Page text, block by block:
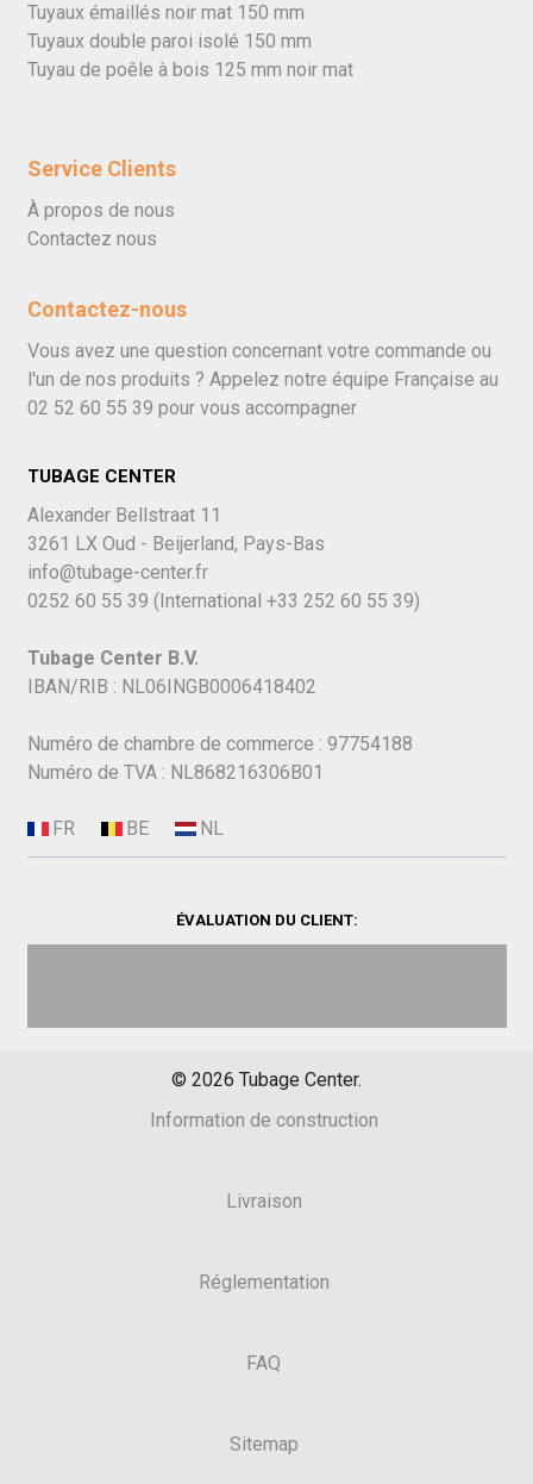
Tuyaux émaillés noir mat 150 mm
Tuyaux double paroi isolé 150 mm
Tuyau de poêle à bois 125 mm noir mat
Service Clients
À propos de nous
Contactez nous
Contactez-nous
Vous avez une question concernant votre commande ou
l'un de nos produits ? Appelez notre équipe Française au
02 52 60 55 39 pour vous accompagner
TUBAGE CENTER
Alexander Bellstraat 11
3261 LX Oud - Beijerland, Pays-Bas
info@tubage-center.fr
0252 60 55 39 (International +33 252 60 55 39)
Tubage Center B.V.
IBAN/RIB : NL06INGB0006418402
Numéro de chambre de commerce : 97754188
Numéro de TVA : NL868216306B01
ÉVALUATION DU CLIENT:
© 2026 Tubage Center.
Information de construction
Livraison
Réglementation
FAQ
Sitemap